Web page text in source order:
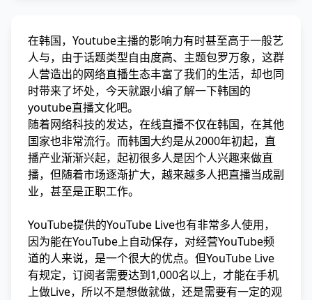
在韩国，Youtube主播的影响力有时甚至高于一般艺
人与，由于话题类型自由度高、主题包罗万象，这群
人营造出的网络直播生态丰富了我们的生活，却也同
时带来了坏处，今天就跟小编了解一下韩国的
youtube直播文化吧。
随着网络科技的发达，在线直播不仅在韩国，在其他
国家也非常流行。而韩国大约是从2000年初起，直
播产业渐渐兴起，起初很多人是因个人兴趣来做直
播，但随着市场逐渐扩大，越来越多人把直播当成副
业，甚至是正职工作。
YouTube提供的YouTube Live也有非常多人使用，
因为能在YouTube上自动保存，对经营YouTube频
道的人来说，是一个很大的优点。但YouTube Live
有规定，订阅者需要达到1,000名以上，才能在手机
上做Live，所以不是想做就做，还是需要有一定的观